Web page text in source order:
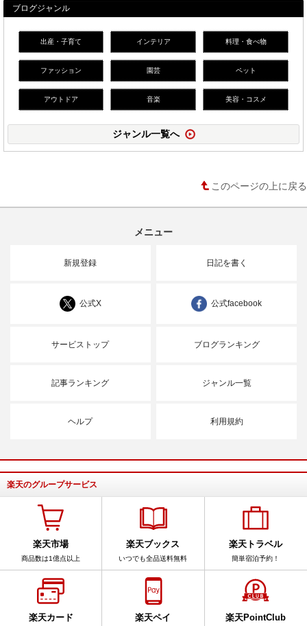
ブログジャンル
出産・子育て インテリア 料理・食べ物
ファッション 園芸 ペット
アウトドア 音楽 美容・コスメ
ジャンル一覧へ
このページの上に戻る
メニュー
新規登録 日記を書く
公式X 公式facebook
サービストップ ブログランキング
記事ランキング ジャンル一覧
ヘルプ 利用規約
楽天のグループサービス
楽天市場
商品数は1億点以上
楽天ブックス
いつでも全品送料無料
楽天トラベル
簡単宿泊予約！
楽天カード 楽天ペイ 楽天PointClub